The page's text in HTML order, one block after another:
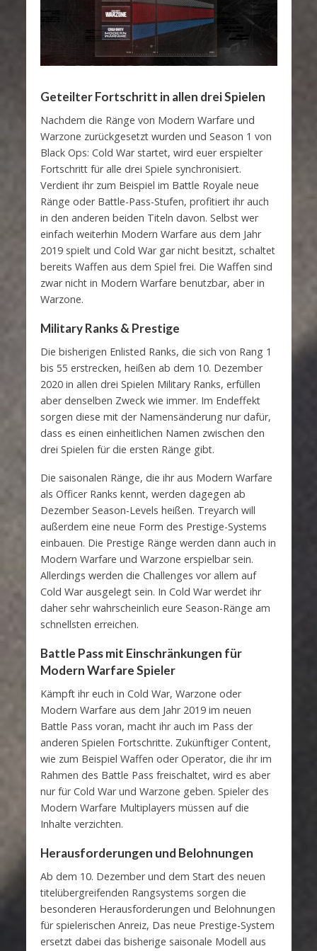
Geteilter Fortschritt in allen drei Spielen
Nachdem die Ränge von Modern Warfare und
Warzone zurückgesetzt wurden und Season 1 von
Black Ops: Cold War startet, wird euer erspielter
Fortschritt für alle drei Spiele synchronisiert.
Verdient ihr zum Beispiel im Battle Royale neue
Ränge oder Battle-Pass-Stufen, profitiert ihr auch
in den anderen beiden Titeln davon. Selbst wer
einfach weiterhin Modern Warfare aus dem Jahr
2019 spielt und Cold War gar nicht besitzt, schaltet
bereits Waffen aus dem Spiel frei. Die Waffen sind
zwar nicht in Modern Warfare benutzbar, aber in
Warzone.
Military Ranks & Prestige
Die bisherigen Enlisted Ranks, die sich von Rang 1
bis 55 erstrecken, heißen ab dem 10. Dezember
2020 in allen drei Spielen Military Ranks, erfüllen
aber denselben Zweck wie immer. Im Endeffekt
sorgen diese mit der Namensänderung nur dafür,
dass es einen einheitlichen Namen zwischen den
drei Spielen für die ersten Ränge gibt.
Die saisonalen Ränge, die ihr aus Modern Warfare
als Officer Ranks kennt, werden dagegen ab
Dezember Season-Levels heißen. Treyarch will
außerdem eine neue Form des Prestige-Systems
einbauen. Die Prestige Ränge werden dann auch in
Modern Warfare und Warzone erspielbar sein.
Allerdings werden die Challenges vor allem auf
Cold War ausgelegt sein. In Cold War werdet ihr
daher sehr wahrscheinlich eure Season-Ränge am
schnellsten erreichen.
Battle Pass mit Einschränkungen für
Modern Warfare Spieler
Kämpft ihr euch in Cold War, Warzone oder
Modern Warfare aus dem Jahr 2019 im neuen
Battle Pass voran, macht ihr auch im Pass der
anderen Spielen Fortschritte. Zukünftiger Content,
wie zum Beispiel Waffen oder Operator, die ihr im
Rahmen des Battle Pass freischaltet, wird es aber
nur für Cold War und Warzone geben. Spieler des
Modern Warfare Multiplayers müssen auf die
Inhalte verzichten.
Herausforderungen und Belohnungen
Ab dem 10. Dezember und dem Start des neuen
titelübergreifenden Rangsystems sorgen die
besonderen Herausforderungen und Belohnungen
für spielerischen Anreiz, Das neue Prestige-System
ersetzt dabei das bisherige saisonale Modell aus